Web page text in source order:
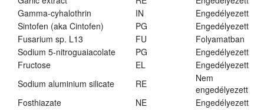
Gamma-cyhalothrin
IN
Engedélyezett
Sintofen (aka Cintofen)
PG
Engedélyezett
Fusarium sp. L13
FU
Folyamatban
Sodium 5-nitroguaiacolate
PG
Engedélyezett
Fructose
EL
Engedélyezett
Sodium aluminium silicate
RE
Nem
engedélyezett
Fosthiazate
NE
Engedélyezett